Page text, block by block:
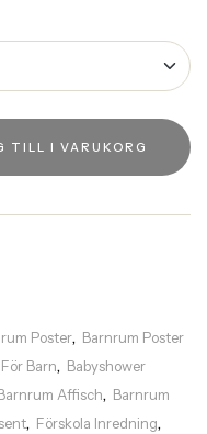
TILL I VARUKORG
Poster, Barnrum Poster
Barn, Babyshower
Affisch, Barnrum
, Förskola Inredning,